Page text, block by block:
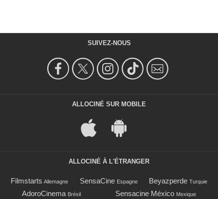
SUIVEZ-NOUS
ALLOCINÉ SUR MOBILE
ALLOCINÉ À L'ÉTRANGER
Filmstarts Allemagne SensaCine Espagne Beyazperde Turquie
AdoroCinema Brésil Sensacine México Mexique